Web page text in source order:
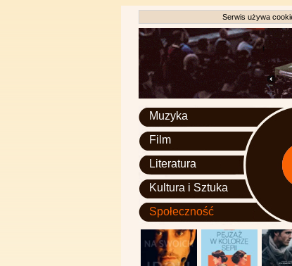
Serwis używa
Muzyka
Film
Literatura
Kultura i Sztuka
Społeczność